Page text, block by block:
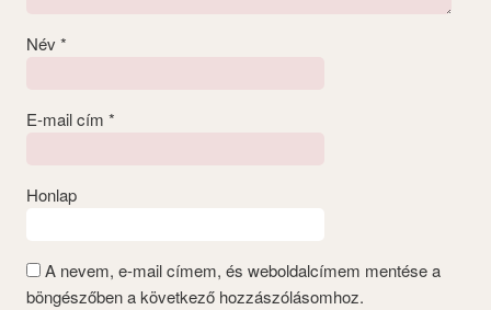
Név *
E-mail cím *
Honlap
A nevem, e-mail címem, és weboldalcímem mentése a
böngészőben a következő hozzászólásomhoz.